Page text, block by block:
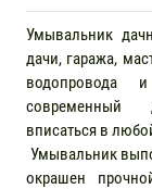
Умывальник
дачи, гаража,
водопровода
современный
вписаться в
Умывальник
окрашен